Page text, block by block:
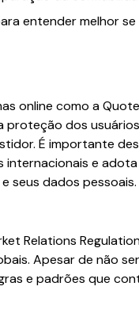
entender melhor se
online como a
dos
É importante
e
seus dados pessoais.
Relations
Apesar de não
e padrões que